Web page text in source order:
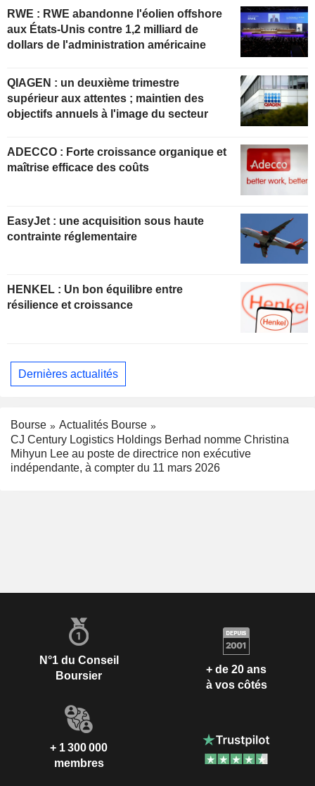
RWE : RWE abandonne l'éolien offshore
aux États-Unis contre 1,2 milliard de
dollars de l'administration américaine
QIAGEN : un deuxième trimestre
supérieur aux attentes ; maintien des
objectifs annuels à l'image du secteur
ADECCO : Forte croissance organique et
maîtrise efficace des coûts
EasyJet : une acquisition sous haute
contrainte réglementaire
HENKEL : Un bon équilibre entre
résilience et croissance
Dernières actualités
Bourse
Actualités Bourse
CJ Century Logistics Holdings Berhad nomme Christina
Mihyun Lee au poste de directrice non exécutive
indépendante, à compter du 11 mars 2026
N°1 du Conseil
Boursier
+ de 20 ans
à vos côtés
+ 1 300 000
membres